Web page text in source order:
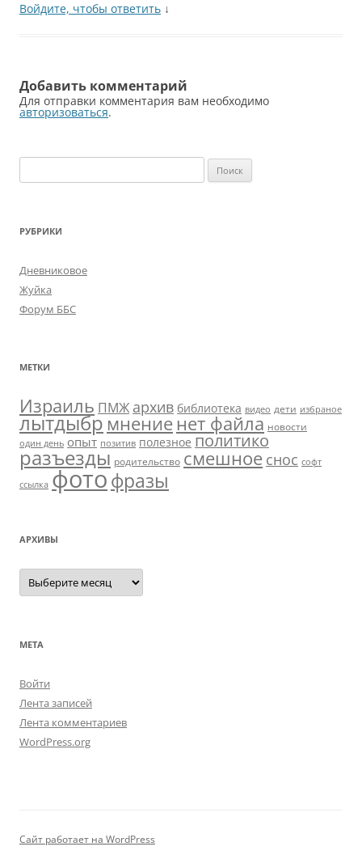
Войдите, чтобы ответить ↓
Добавить комментарий
Для отправки комментария вам необходимо
авторизоваться.
РУБРИКИ
Дневниковое
Жуйка
Форум ББС
МЕТКИ
Израиль ПМЖ архив библиотека видео дети избраное
лытдыбрмнение нет файла новости
один день опыт позитив полезное политико
разъезды родительство смешное снос софт
ссылка фотофразы
АРХИВЫ
Архивы
МЕТА
Войти
Лента записей
Лента комментариев
WordPress.org
Сайт работает на WordPress